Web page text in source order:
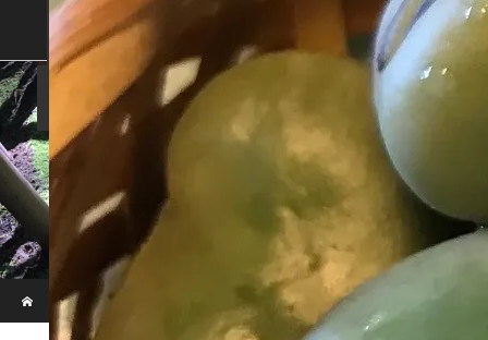
SHOP SHOPPING GUIDE
ABOUT US FAN VOICE ALBUM
SAMURAI-DEN
現代のサムライたちの時空間へ
ブログ